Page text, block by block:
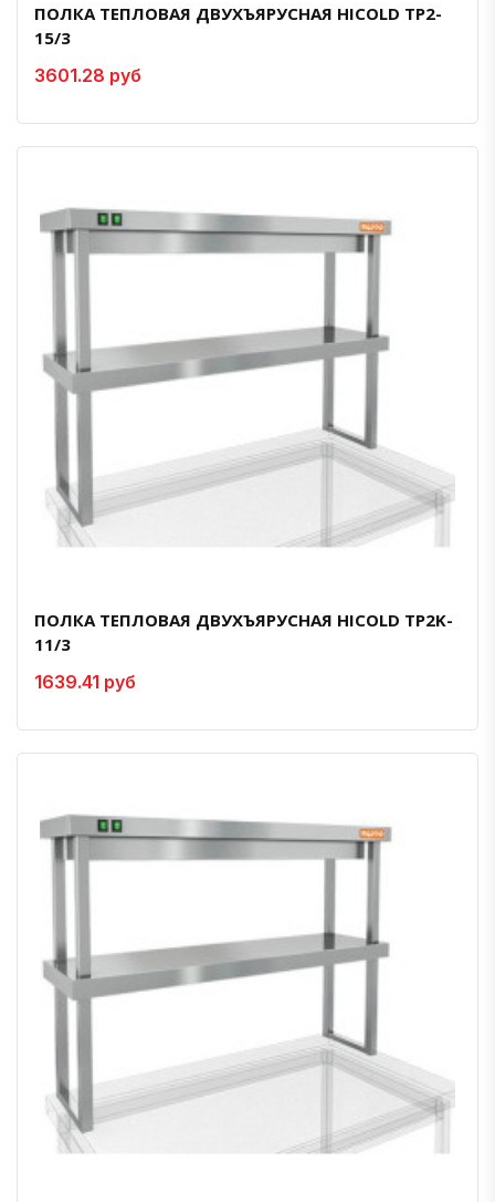
ПОЛКА ТЕПЛОВАЯ ДВУХЪЯРУСНАЯ HICOLD TP2-
15/3
3601.28 руб
ПОЛКА ТЕПЛОВАЯ ДВУХЪЯРУСНАЯ HICOLD TP2K-
11/3
1639.41 руб